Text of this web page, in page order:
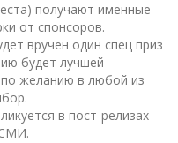
получают именные
от спонсоров.
вручен один спец приз
будет лучшей
по желанию в любой из
в пост-релизах
СМИ.